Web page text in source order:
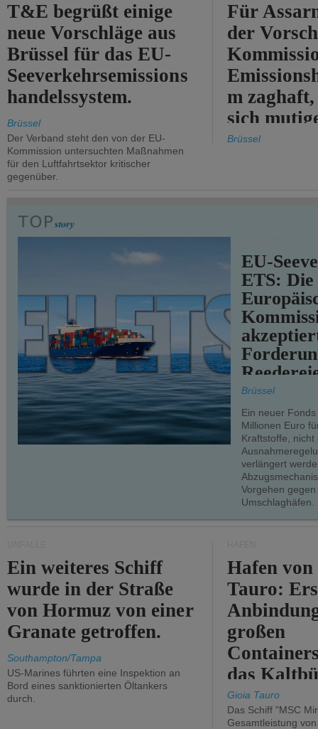
T&E begrüßt einige
neue Vorschläge aus
Brüssel für das EU-
Seeverkehrsemissions
handelssystem.
Brüssel
Der Verband steht den von der EU-
Kommission untersuchten Maßnahmen
für den Luftfahrtsektor kritischer
gegenüber.
Für
der
m
sich
Brüssel
EU-
ETS: Die
teilweise.
Brüssel
Ein neuer
Millionen Euro
Kraftstoffe, nicht
verlängert
Vorgehen
Umschlaghäfen.
Ein weiteres Schiff
wurde in der Straße
von Hormuz von einer
Granate getroffen.
Southampton/Tampa
US-Marines führten eine Inspektion an
Bord eines sanktionierten Öltankers
durch.
Hafen
Tauro:
großen
das
Gioia Tauro
Das Schiff "MSC
Gesamtleistung